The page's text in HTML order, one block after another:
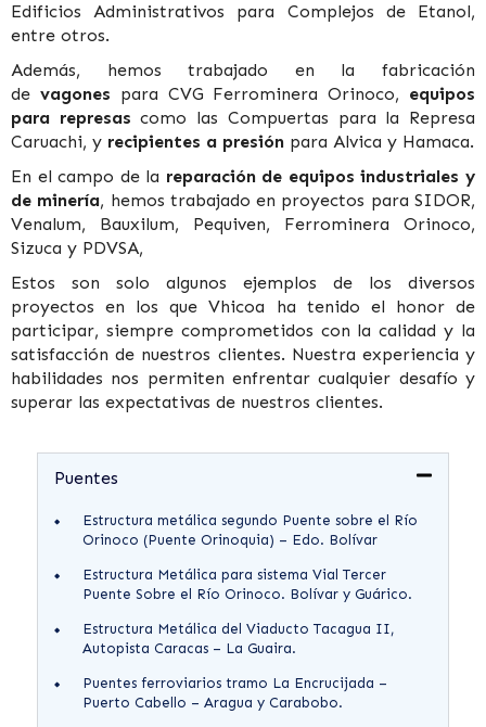
Edificios Administrativos para Complejos de Etanol,
entre otros.
Además, hemos trabajado en la fabricación
de vagones para CVG Ferrominera Orinoco, equipos
para represas como las Compuertas para la Represa
Caruachi, y recipientes a presión para Alvica y Hamaca.
En el campo de la reparación de equipos industriales y
de minería, hemos trabajado en proyectos para SIDOR,
Venalum, Bauxilum, Pequiven, Ferrominera Orinoco,
Sizuca y PDVSA,
Estos son solo algunos ejemplos de los diversos
proyectos en los que Vhicoa ha tenido el honor de
participar, siempre comprometidos con la calidad y la
satisfacción de nuestros clientes. Nuestra experiencia y
habilidades nos permiten enfrentar cualquier desafío y
superar las expectativas de nuestros clientes.
Puentes
Estructura metálica segundo Puente sobre el Río
Orinoco (Puente Orinoquia) – Edo. Bolívar
Estructura Metálica para sistema Vial Tercer
Puente Sobre el Río Orinoco. Bolívar y Guárico.
Estructura Metálica del Viaducto Tacagua II,
Autopista Caracas – La Guaira.
Puentes ferroviarios tramo La Encrucijada –
Puerto Cabello – Aragua y Carabobo.